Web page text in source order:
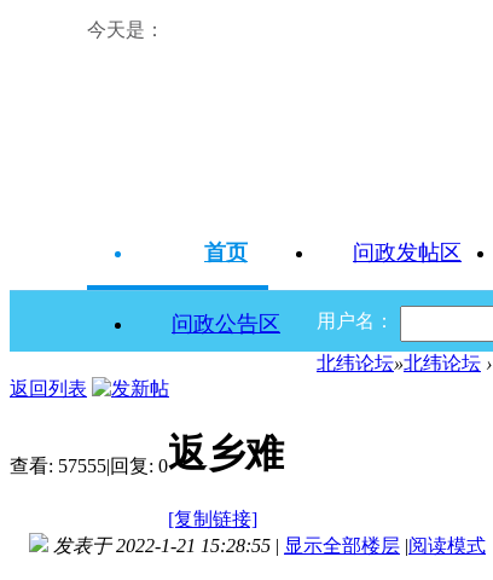
今天是：
首页 问政发帖区
问政公告区 用户名：
北纬论坛»北纬论坛 ›
返回列表
查看: 57555|回复: 0返乡难
[复制链接]
发表于 2022-1-21 15:28:55 | 显示全部楼层 |阅读模式